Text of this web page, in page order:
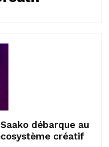
débarque au
créatif